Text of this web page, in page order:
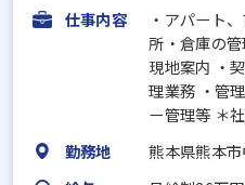
仕事内容
・アパート
所・倉庫の
現地案内 ・
理業務 ・管
ー管理等 ＊
勤務地
熊本県熊本